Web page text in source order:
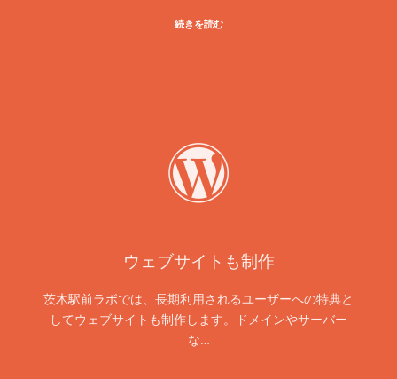
続きを読む
ウェブサイトも制作
茨木駅前ラボでは、長期利用されるユーザーへの特典と
してウェブサイトも制作します。ドメインやサーバー
な…